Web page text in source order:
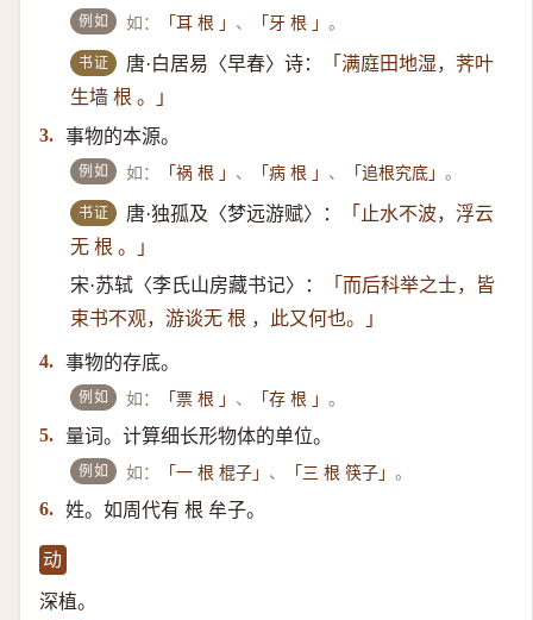
例如 如： 「耳 根 」 、 「牙 根 」。
书证 唐·白居易〈早春〉诗：
「满庭田地湿，荠叶
生墙 根 。」
3. 事物的本源。
例如 如： 「祸 根 」 、 「病 根 」 、 「追根究底」。
书证 唐·独孤及〈梦远游赋〉：
「止水不波，浮云
无 根 。」
宋·苏轼〈李氏山房藏书记〉：
「而后科举之士，皆
束书不观，游谈无 根 ，此又何也。」
4. 事物的存底。
例如 如： 「票 根 」 、 「存 根 」。
5. 量词。计算细长形物体的单位。
例如 如： 「一 根 棍子」 、 「三 根 筷子」。
6. 姓。如周代有 根 牟子。
动
深植。